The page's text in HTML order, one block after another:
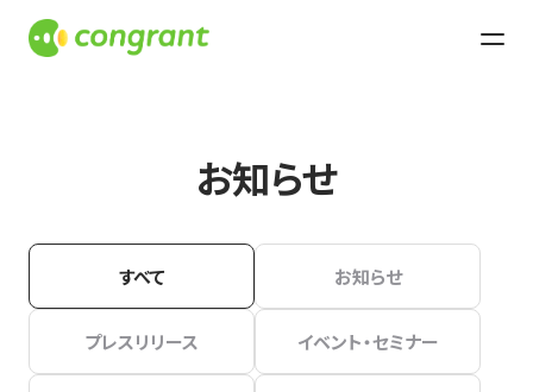
お知らせ
すべて お知らせ
プレスリリース イベント・セミナー